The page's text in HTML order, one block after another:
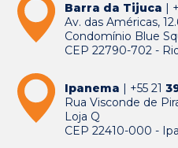
Barra da Tijuca |
Av. das Américas,
Condomínio Blue
CEP 22790-702 -
Ipanema | +55 21
Rua Visconde de
Loja Q
CEP 22410-000 -